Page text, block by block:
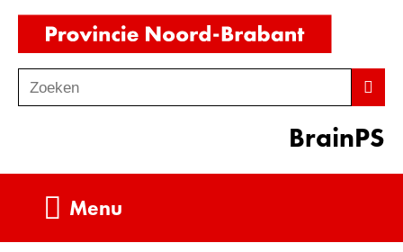
Ga
de
inhoud
o
Zoeken
BrainPS
Menu